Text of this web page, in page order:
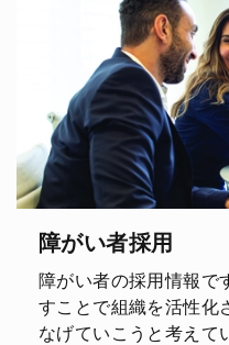
障がい者採用
障がい者の採用情報で
すことで組織を活性化
なげていこうと考えて